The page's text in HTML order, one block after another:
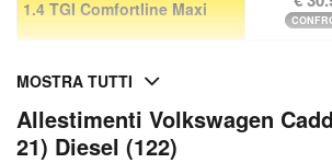
1.4 TGI Comfortline Maxi
MOSTRA TUTTI
Allestimenti Volkswagen
21) Diesel (122)